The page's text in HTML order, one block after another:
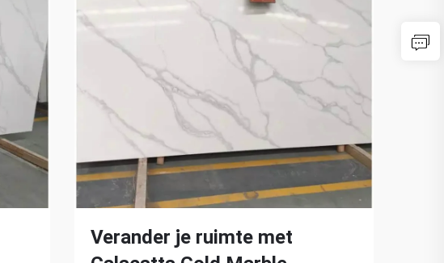
Verander je ruimte met